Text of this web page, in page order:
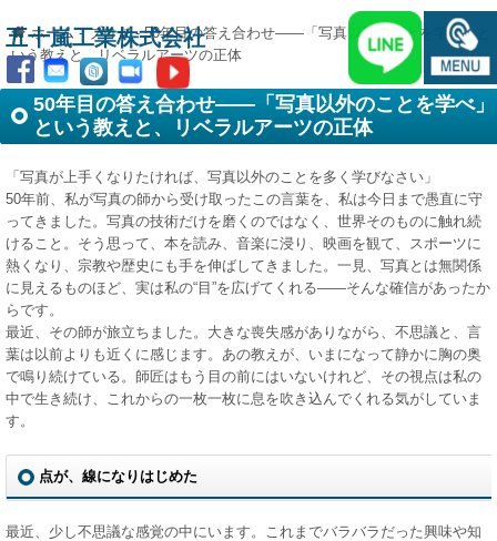
五十嵐工業株式会社
ホーム-ブログ-50年目の答え合わせ――「写真以外のことを学べ」と
いう教えと、リベラルアーツの正体
50年目の答え合わせ――「写真以外のことを学べ」
という教えと、リベラルアーツの正体
「写真が上手くなりたければ、写真以外のことを多く学びなさい」
50年前、私が写真の師から受け取ったこの言葉を、私は今日まで愚直に守
ってきました。写真の技術だけを磨くのではなく、世界そのものに触れ続
けること。そう思って、本を読み、音楽に浸り、映画を観て、スポーツに
熱くなり、宗教や歴史にも手を伸ばしてきました。一見、写真とは無関係
に見えるものほど、実は私の“目”を広げてくれる――そんな確信があったか
らです。
最近、その師が旅立ちました。大きな喪失感がありながら、不思議と、言
葉は以前よりも近くに感じます。あの教えが、いまになって静かに胸の奥
で鳴り続けている。師匠はもう目の前にはいないけれど、その視点は私の
中で生き続け、これからの一枚一枚に息を吹き込んでくれる気がしていま
す。
点が、線になりはじめた
最近、少し不思議な感覚の中にいます。これまでバラバラだった興味や知